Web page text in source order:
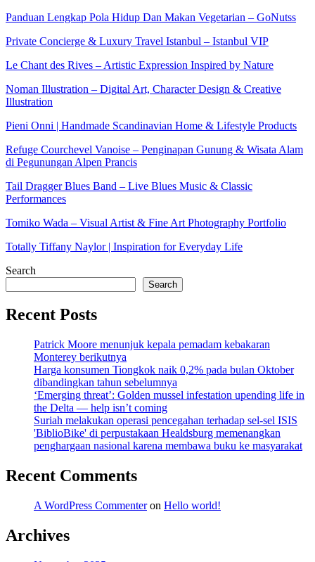
Panduan Lengkap Pola Hidup Dan Makan Vegetarian – GoNutss
Private Concierge & Luxury Travel Istanbul – Istanbul VIP
Le Chant des Rives – Artistic Expression Inspired by Nature
Noman Illustration – Digital Art, Character Design & Creative
Illustration
Pieni Onni | Handmade Scandinavian Home & Lifestyle Products
Refuge Courchevel Vanoise – Penginapan Gunung & Wisata Alam
di Pegunungan Alpen Prancis
Tail Dragger Blues Band – Live Blues Music & Classic
Performances
Tomiko Wada – Visual Artist & Fine Art Photography Portfolio
Totally Tiffany Naylor | Inspiration for Everyday Life
Search
Search
Recent Posts
Patrick Moore menunjuk kepala pemadam kebakaran
Monterey berikutnya
Harga konsumen Tiongkok naik 0,2% pada bulan Oktober
dibandingkan tahun sebelumnya
‘Emerging threat’: Golden mussel infestation upending life in
the Delta — help isn’t coming
Suriah melakukan operasi pencegahan terhadap sel-sel ISIS
'BiblioBike' di perpustakaan Healdsburg memenangkan
penghargaan nasional karena membawa buku ke masyarakat
Recent Comments
A WordPress Commenteron Hello world!
Archives